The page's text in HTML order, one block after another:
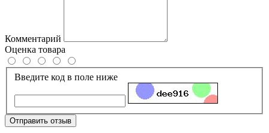
Комментарий
Оценка товара
Введите код в поле ниже
Отправить отзыв